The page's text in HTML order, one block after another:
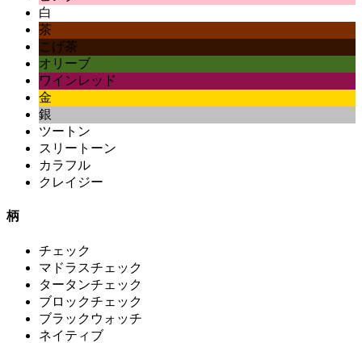
白
茶
こげ茶
オリーブ
ワインレッド
金
銀
ツートン
スリートーン
カラフル
クレイジー
柄
チェック
マドラスチェック
タータンチェック
ブロックチェック
ブラックウォッチ
ネイティブ